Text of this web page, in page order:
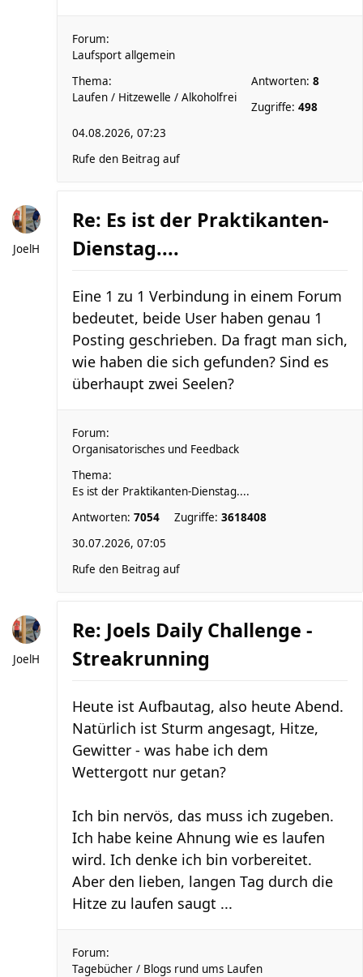
Forum:
Laufsport allgemein
Thema:
Laufen / Hitzewelle / Alkoholfrei
Antworten: 8
Zugriffe: 498
04.08.2026, 07:23
Rufe den Beitrag auf
JoelH
Re: Es ist der Praktikanten-
Dienstag....
Eine 1 zu 1 Verbindung in einem Forum
bedeutet, beide User haben genau 1
Posting geschrieben. Da fragt man sich,
wie haben die sich gefunden? Sind es
überhaupt zwei Seelen?
Forum:
Organisatorisches und Feedback
Thema:
Es ist der Praktikanten-Dienstag....
Antworten: 7054 Zugriffe: 3618408
30.07.2026, 07:05
Rufe den Beitrag auf
JoelH
Re: Joels Daily Challenge -
Streakrunning
Heute ist Aufbautag, also heute Abend.
Natürlich ist Sturm angesagt, Hitze,
Gewitter - was habe ich dem
Wettergott nur getan?
Ich bin nervös, das muss ich zugeben.
Ich habe keine Ahnung wie es laufen
wird. Ich denke ich bin vorbereitet.
Aber den lieben, langen Tag durch die
Hitze zu laufen saugt ...
Forum:
Tagebücher / Blogs rund ums Laufen